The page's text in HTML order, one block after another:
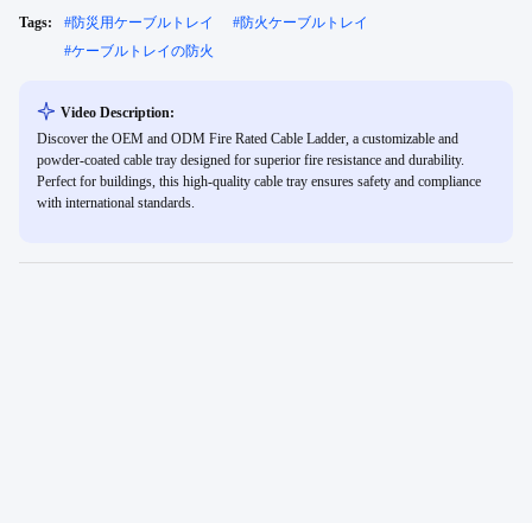
Tags: #防災用ケーブルトレイ #防火ケーブルトレイ
#ケーブルトレイの防火
Video Description:
Discover the OEM and ODM Fire Rated Cable Ladder, a customizable and
powder-coated cable tray designed for superior fire resistance and durability.
Perfect for buildings, this high-quality cable tray ensures safety and compliance
with international standards.